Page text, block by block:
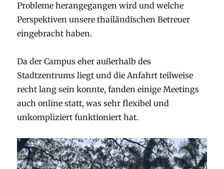
Probleme herangegangen wird und welche
Perspektiven unsere thailändischen Betreuer
eingebracht haben.
Da der Campus eher außerhalb des
Stadtzentrums liegt und die Anfahrt teilweise
recht lang sein konnte, fanden einige Meetings
auch online statt, was sehr flexibel und
unkompliziert funktioniert hat.